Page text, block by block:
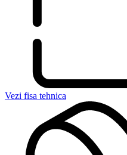
Vezi fisa tehnica